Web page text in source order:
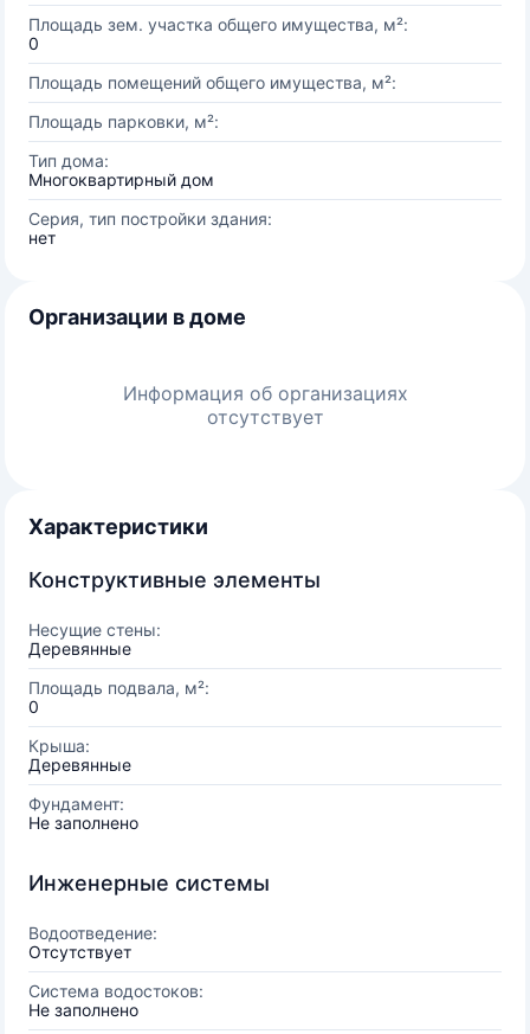
Площадь зем. участка общего имущества, м²:
0
Площадь помещений общего имущества, м²:
Площадь парковки, м²:
Тип дома:
Многоквартирный дом
Серия, тип постройки здания:
нет
Организации в доме
Информация об организациях
отсутствует
Характеристики
Конструктивные элементы
Несущие стены:
Деревянные
Площадь подвала, м²:
0
Крыша:
Деревянные
Фундамент:
Не заполнено
Инженерные системы
Водоотведение:
Отсутствует
Система водостоков:
Не заполнено